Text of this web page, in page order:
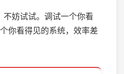
妨试试。调试一个你看
你看得见的系统，效率差